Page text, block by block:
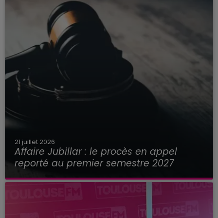
21 juillet 2026
Affaire Jubillar : le procès en appel
reporté au premier semestre 2027